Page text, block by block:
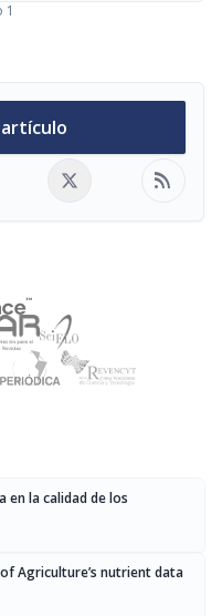
1
rss_feed
en la calidad de los
Agriculture’s nutrient data